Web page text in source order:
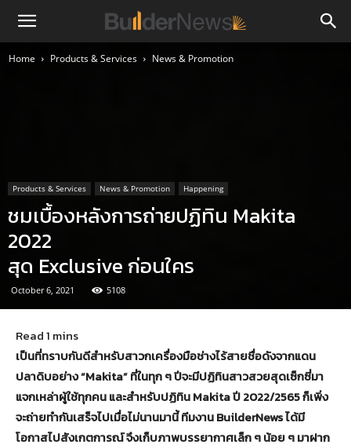
Home Products & Services News & Promotion
Products & Services News & Promotion Happening
ชมเบื้องหลังการถ่ายปฏิทิน Makita
2022
สุด Exclusive ก่อนใคร
October 6, 2021 5108
เป็นที่ทราบกันดีสำหรับสาวกเครื่องมือช่างไร้สายชื่อดังจากแดน
ปลาดิบอย่าง“Makita”ที่ในทุก ๆ ปีจะมีปฏิทินสาวสวยสุดเซ็กซี่มา
แจกเหล่าผู้ใช้ทุกคน และสำหรับปฏิทิน Makita ปี 2022/2565 ก็เพิ่ง
จะถ่ายทำกันเสร็จไปเมื่อไม่นานมานี้ ทีมงาน BuilderNews ได้มี
โอกาสไปสังเกตการณ์ จึงเก็บภาพบรรยากาศเล็ก ๆ น้อย ๆ มาฝาก